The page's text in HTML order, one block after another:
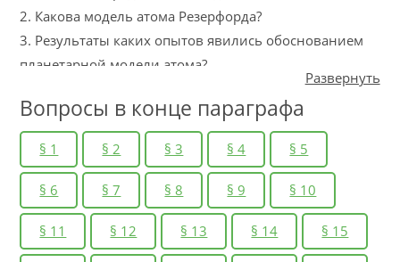
Развернуть
2. Какова модель атома Резерфорда?
3. Результаты каких опытов явились обоснованием
планетарной модели атома?
5. Чему равен заряд атомного ядра?
Вопросы в конце параграфа
§ 1 § 2 § 3 § 4 § 5
§ 6 § 7 § 8 § 9 § 10
§ 11 § 12 § 13 § 14 § 15